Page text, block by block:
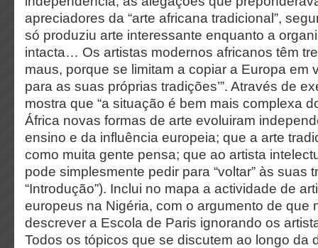
apreciadores da “arte africana tradicional”,
só produziu arte interessante enquanto a
intacta… Os artistas modernos africanos têm
maus, porque se limitam a copiar a Europa em
para as suas próprias tradições’”. Através de
mostra que “a situação é bem mais complexa
África novas formas de arte evoluiram
ensino e da influência europeia; que a arte
como muita gente pensa; que ao artista
pode simplesmente pedir para “voltar” às suas
“Introdução”). Inclui no mapa a actividade de
europeus na Nigéria, com o argumento de que
descrever a Escola de Paris ignorando os
Todos os tópicos que se discutem ao longo da